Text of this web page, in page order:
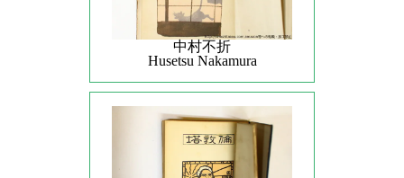
中村不折
Husetsu Nakamura